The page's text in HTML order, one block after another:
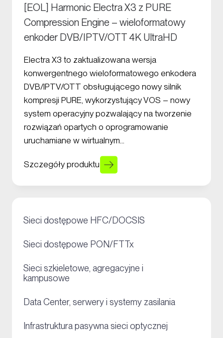
[EOL] Harmonic Electra X3 z PURE
Compression Engine – wieloformatowy
enkoder DVB/IPTV/OTT 4K UltraHD
Electra X3 to zaktualizowana wersja
konwergentnego wieloformatowego enkodera
DVB/IPTV/OTT obsługującego nowy silnik
kompresji PURE, wykorzystujący VOS – nowy
system operacyjny pozwalający na tworzenie
rozwiązań opartych o oprogramowanie
uruchamiane w wirtualnym…
Szczegóły produktu
Sieci dostępowe HFC/DOCSIS
Sieci dostępowe PON/FTTx
Sieci szkieletowe, agregacyjne i
kampusowe
Data Center, serwery i systemy zasilania
Infrastruktura pasywna sieci optycznej